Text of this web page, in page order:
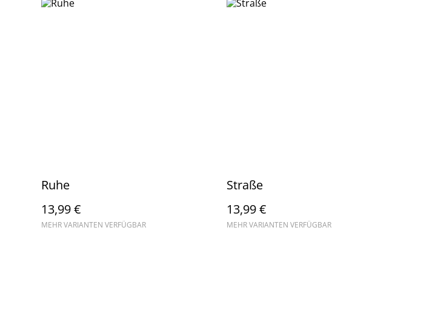
Ruhe
13,99 €
MEHR VARIANTEN VERFÜGBAR
Straße
13,99 €
MEHR VARIANTEN VERFÜGBAR